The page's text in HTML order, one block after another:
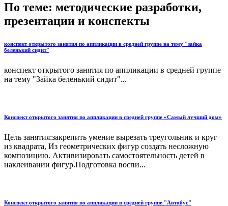
По теме: методические разработки,
презентации и конспекты
конспект открытого занятия по аппликации в средней группе на тему "зайка
беленький сидит"
конспект открытого занятия по аппликации в средней группе
на тему "Зайка беленький сидит"...
Конспект открытого занятия по аппликации в средней группе «Самый лучший дом»
Цель занятия:закрепить умение вырезать треугольник и круг
из квадрата, Из геометрических фигур создать несложную
композицию. Активизировать самостоятельность детей в
наклеивании фигур.Подготовка воспи...
Конспект открытого занятия по аппликации в средней группе "Автобус"